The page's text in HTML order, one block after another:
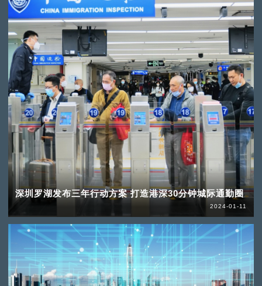
深圳罗湖发布三年行动方案 打造港深30分钟城际通勤圈
2024-01-11